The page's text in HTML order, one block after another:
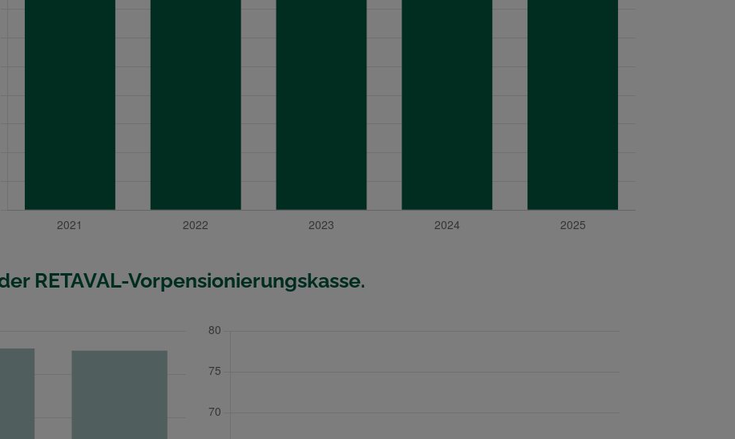
RETAVAL-Vorpensionierungskasse.